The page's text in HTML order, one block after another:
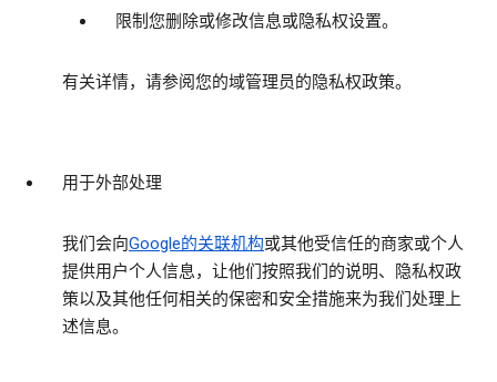
限制您删除或修改信息或隐私权设置。
有关详情，请参阅您的域管理员的隐私权政策。
用于外部处理
我们会向Google的关联机构或其他受信任的商家或个人
提供用户个人信息，让他们按照我们的说明、隐私权政
策以及其他任何相关的保密和安全措施来为我们处理上
述信息。